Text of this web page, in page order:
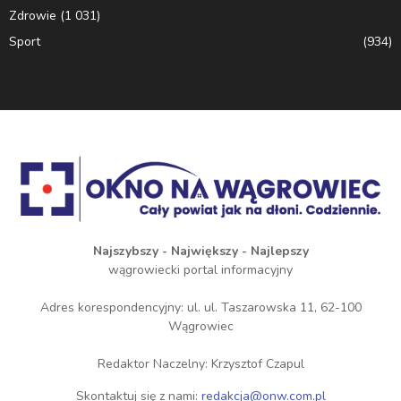
Zdrowie (1 031)
Sport
(934)
Najszybszy - Największy - Najlepszy
wągrowiecki portal informacyjny
Adres korespondencyjny: ul. ul. Taszarowska 11, 62-100
Wągrowiec
Redaktor Naczelny: Krzysztof Czapul
Skontaktuj się z nami: redakcja@onw.com.pl